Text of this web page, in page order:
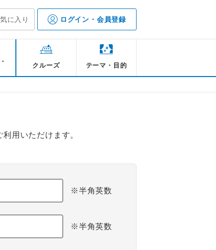
に入り ログイン・会員登録
クルーズ テーマ・目的
用いただけます。
※半角英数
※半角英数